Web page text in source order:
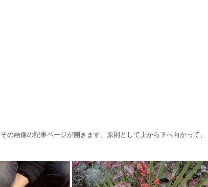
の画像の記事ページが開きます。原則として上から下へ向かって、